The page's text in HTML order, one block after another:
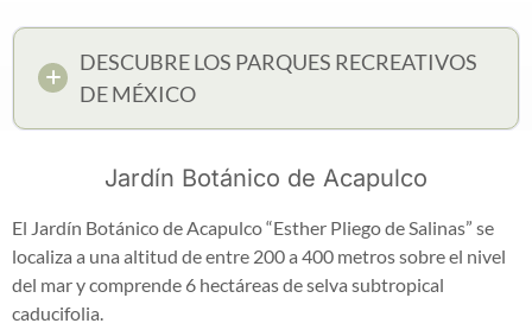
DESCUBRE LOS PARQUES RECREATIVOS
DE MÉXICO
Jardín Botánico de Acapulco
El Jardín Botánico de Acapulco “Esther Pliego de Salinas” se
localiza a una altitud de entre 200 a 400 metros sobre el nivel
del mar y comprende 6 hectáreas de selva subtropical
caducifolia.